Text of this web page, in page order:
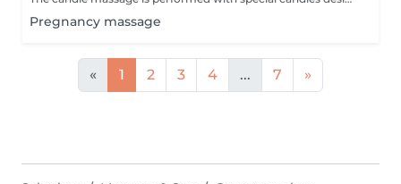
Pregnancy massage
« 1 2 3 4 ... 7 »